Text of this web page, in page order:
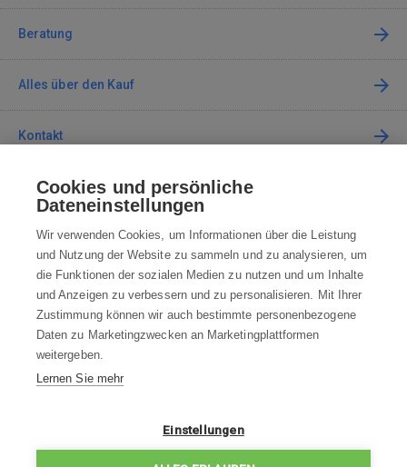
Beratung
Alles über den Kauf
Kontakt
Kontaktieren Sie uns
info@robotworld.de
+49 25 197 159 962 Mo-Fr 8:00—16:00 Uhr
ALLE KONTAKTE
WIDERRUFSBELEHRUNG
DATENSCHUTZERKLÄRUNG
Cookies und persönliche
Dateneinstellungen
Wir verwenden Cookies, um Informationen über die Leistung
und Nutzung der Website zu sammeln und zu analysieren, um
die Funktionen der sozialen Medien zu nutzen und um Inhalte
und Anzeigen zu verbessern und zu personalisieren. Mit Ihrer
Zustimmung können wir auch bestimmte personenbezogene
Daten zu Marketingzwecken an Marketingplattformen
weitergeben.
Lernen Sie mehr
Einstellungen